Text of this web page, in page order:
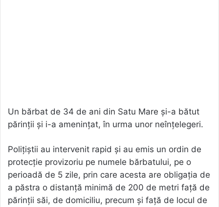
Un bărbat de 34 de ani din Satu Mare și-a bătut
părinții și i-a amenințat, în urma unor neînțelegeri.
Polițiștii au intervenit rapid și au emis un ordin de
protecție provizoriu pe numele bărbatului, pe o
perioadă de 5 zile, prin care acesta are obligația de
a păstra o distanță minimă de 200 de metri față de
părinții săi, de domiciliu, precum și față de locul de